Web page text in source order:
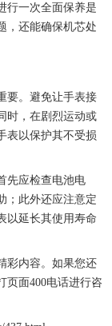
行一次全面保养是
，还能确保机芯处
。避免让手表接
时，在剧烈运动或
表以保护其不受损
应检查电池电
；此外还应注意定
以延长其使用寿命
彩内容。如果您还
页面400电话进行咨